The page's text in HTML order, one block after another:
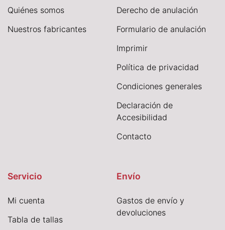
Quiénes somos
Nuestros fabricantes
Derecho de anulación
Formulario de anulación
Imprimir
Política de privacidad
Condiciones generales
Declaración de
Accesibilidad
Contacto
Servicio
Mi cuenta
Tabla de tallas
Envío
Gastos de envío y
devoluciones